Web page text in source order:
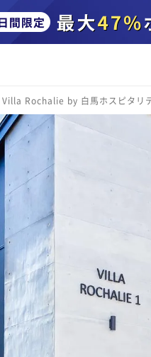
Villa Rochalie by 白馬ホスピタリ